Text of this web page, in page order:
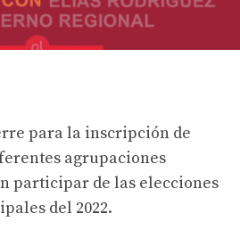
para la inscripción de
agrupaciones
participar de las elecciones
del 2022.